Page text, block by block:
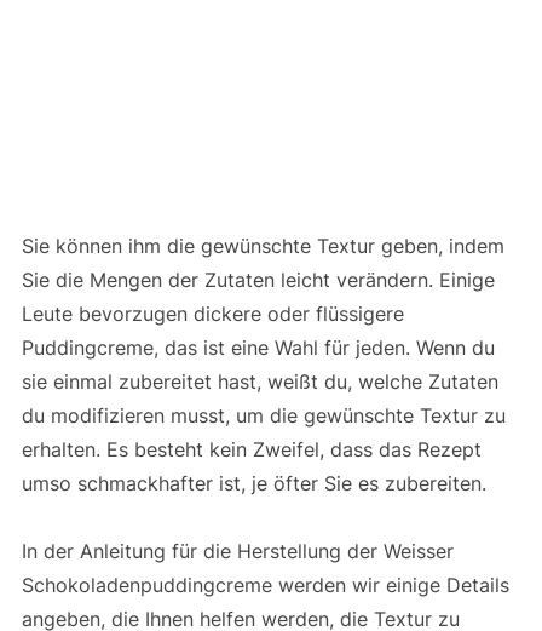
Sie können ihm die gewünschte Textur geben, indem
Sie die Mengen der Zutaten leicht verändern. Einige
Leute bevorzugen dickere oder flüssigere
Puddingcreme, das ist eine Wahl für jeden. Wenn du
sie einmal zubereitet hast, weißt du, welche Zutaten
du modifizieren musst, um die gewünschte Textur zu
erhalten. Es besteht kein Zweifel, dass das Rezept
umso schmackhafter ist, je öfter Sie es zubereiten.
In der Anleitung für die Herstellung der Weisser
Schokoladenpuddingcreme werden wir einige Details
angeben, die Ihnen helfen werden, die Textur zu